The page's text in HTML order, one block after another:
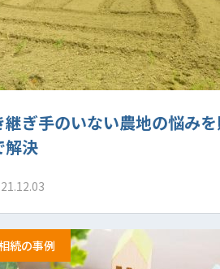
継ぎ手のいない農地の悩み
解決
続の事例